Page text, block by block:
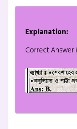
Explanation:
Correct Answer